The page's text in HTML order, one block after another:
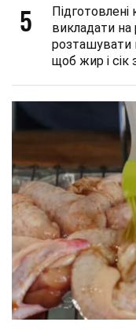
5
викладати
розташувати
щоб жир і сік